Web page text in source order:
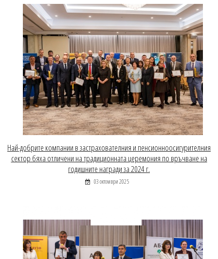
Най-добрите компании в застрахователния и пенсионноосигурителния
сектор бяха отличени на традиционната церемония по връчване на
годишните награди за 2024 г.
03 октомври 2025